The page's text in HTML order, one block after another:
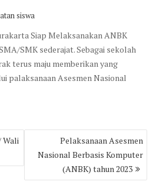
siswa
Siap Melaksanakan ANBK
SMK sederajat. Sebagai sekolah
terus maju memberikan yang
palaksanaan Asesmen Nasional
Wali
Pelaksanaan Asesmen
Nasional Berbasis Komputer
(ANBK) tahun 2023